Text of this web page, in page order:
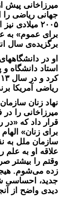
میرزاخانی پیش
جهانی ریاضی را
۲۰۰۵ میلادی
برای عموم» به
برگزیده‌ی سال
او در
استاد دانشگاه
ریاضی آمریکا
قرار داد که
برای زنان»
سازمان ملل به
علاقه او به
وقتم را بیشتر
زده می‌شوم.
جدید، احساسی
دیدی واضح از